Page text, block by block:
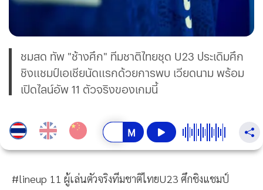
ชมสด ทัพ "ช้างศึก" ทีมชาติไทยชุด U23 ประเดิมศึก
ชิงแชมป์เอเชียนัดแรกด้วยการพบ เวียดนาม พร้อม
เปิดไลน์อัพ 11 ตัวจริงของเกมนี้
#lineup 11 ผู้เล่นตัวจริงทีมชาติไทยU23 ศึกชิงแชมป์